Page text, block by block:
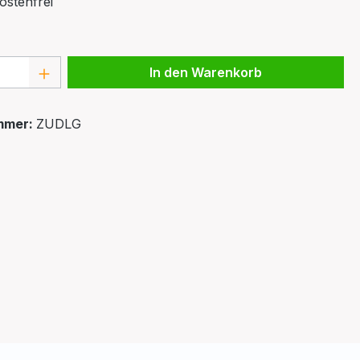
Anzahl: Gib den gewünschten Wert
In den Warenkorb
ZUDLG